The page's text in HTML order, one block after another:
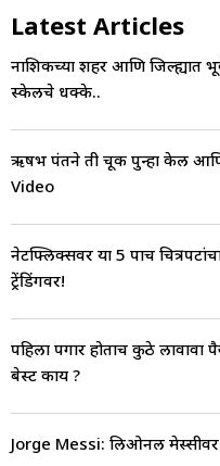
Latest Articles
नाशिकच्या शहर आणि जिल्ह्यात
स्केलचे धक्के..
ऋषभ पंतने ती चूक पुन्हा केली
Video
नेटफ्लिक्सवर या 5 पाच
ट्रेंडिंगवर!
पहिला पगार होताच कुठे लावावा
बेस्ट काय ?
Jorge Messi: लिओनल मेस्सीवर